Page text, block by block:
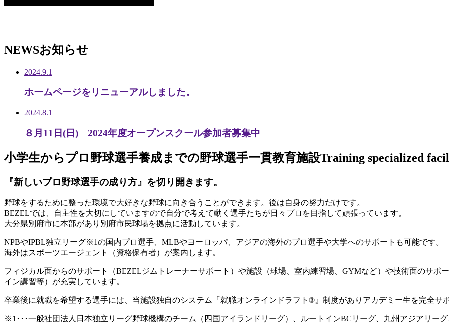
NEWSお知らせ
2024.9.1
ホームページをリニューアルしました。
2024.8.1
８月11日(日) 2024年度オープンスクール参加者募集中
小学生からプロ野球選手養成までの野球選手一貫教育施設Training specialized
『新しいプロ野球選手の成り方』を切り開きます。
野球をするために整った環境で大好きな野球に向き合うことができます。後は自身の努力だけです。
BEZELでは、自主性を大切にしていますので自分で考えて動く選手たちが日々プロを目指して頑張っています。
大分県別府市に本部があり別府市民球場を拠点に活動しています。
NPBやIPBL独立リーグ※1の国内プロ選手、MLBやヨーロッパ、アジアの海外のプロ選手や大学へのサポートも可能です。
海外はスポーツエージェント（資格保有者）が案内します。
フィジカル面からのサポート（BEZELジムトレーナーサポート）や施設（球場、室内練習場、GYMなど）や技術面のサポ
イン講習等）が充実しています。
卒業後に就職を希望する選手には、当施設独自のシステム『就職オンラインドラフト®』制度がありアカデミー生を完全サ
※1･･･一般社団法人日本独立リーグ野球機構のチーム（四国アイランドリーグ）、ルートインBCリーグ、九州アジアリー